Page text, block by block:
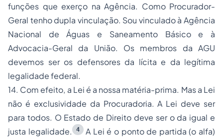
funções que exerço na Agência. Como Procurador-
Geral tenho dupla vinculação. Sou vinculado à Agência
Nacional de Águas e Saneamento Básico e à
Advocacia-Geral da União. Os membros da AGU
devemos ser os defensores da lícita e da legítima
legalidade federal.
14. Com efeito, a Lei é a nossa matéria-prima. Mas a Lei
não é exclusividade da Procuradoria. A Lei deve ser
para todos. O Estado de Direito deve ser o da igual e
justa legalidade. 4 A Lei é o ponto de partida (o alfa)